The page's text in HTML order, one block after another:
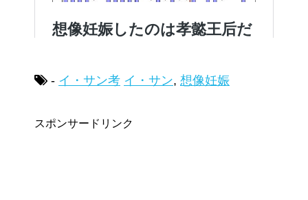
- イ・サン考 イ・サン, 想像妊娠
スポンサードリンク